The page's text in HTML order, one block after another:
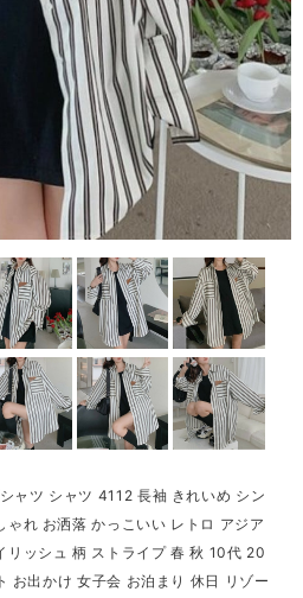
ャツ シャツ 4112 長袖 きれいめ シン
ゃれ お洒落 かっこいい レトロ アジア
リッシュ 柄 ストライプ 春 秋 10代 20
出かけ 女子会 お泊まり 休日 リゾー